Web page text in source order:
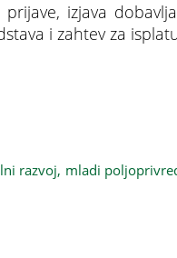
izjava
i zahtev za
razvoj, mladi